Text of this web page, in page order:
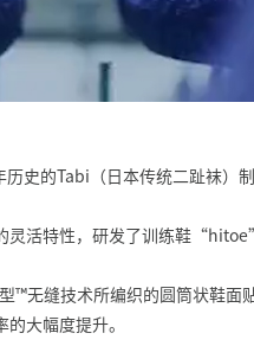
史的Tabi（日本传统二趾袜）制
灵活特性，研发了训练鞋
™无缝技术所编织的圆筒状鞋面
大幅度提升。